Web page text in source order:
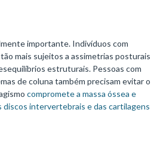
importante. Indivíduos com
mais sujeitos a assimetrias posturais
estruturais. Pessoas com
de coluna também precisam evitar o
compromete a massa óssea e
discos intervertebrais e das cartilagens